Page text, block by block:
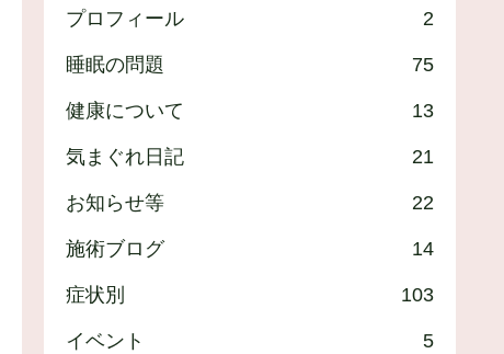
プロフィール 2
睡眠の問題 75
健康について 13
気まぐれ日記 21
お知らせ等 22
施術ブログ 14
症状別 103
イベント 5